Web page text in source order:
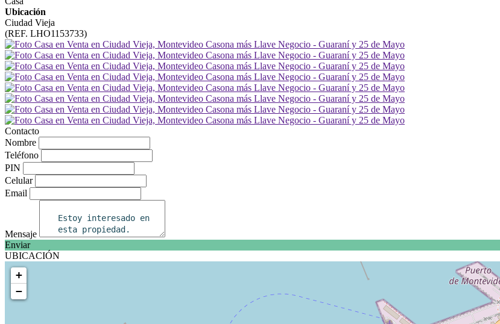
Ubicación
Ciudad Vieja
(REF. LHO1153733)
Contacto
Nombre
Teléfono
PIN
Celular
Email
Mensaje
Enviar
UBICACIÓN
+
−